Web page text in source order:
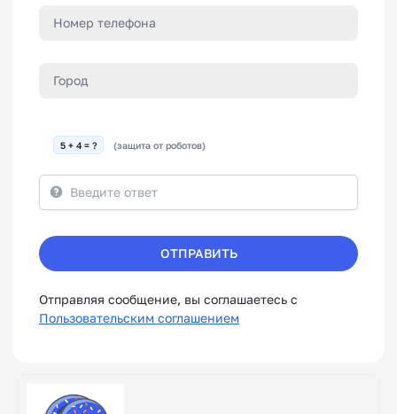
5 + 4 = ? (защита от роботов)
ОТПРАВИТЬ
Отправляя сообщение, вы соглашаетесь с
Пользовательским соглашением